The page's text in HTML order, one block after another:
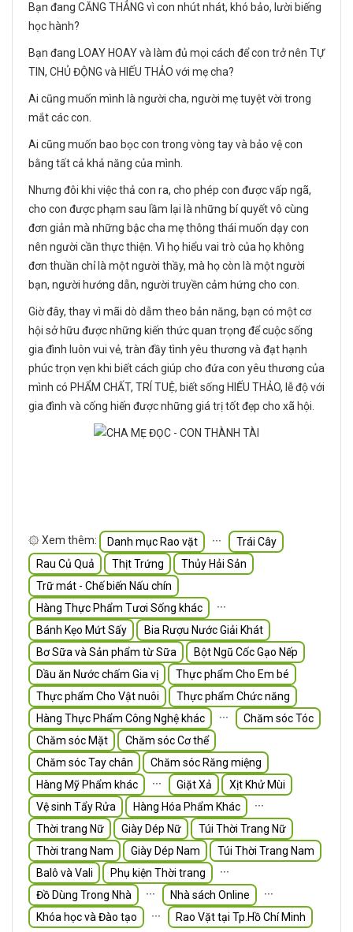
Bạn đang CĂNG THẲNG vì con nhút nhát, khó bảo, lười biếng
học hành?
Bạn đang LOAY HOAY và làm đủ mọi cách để con trở nên TỰ
TIN, CHỦ ĐỘNG và HIẾU THẢO với mẹ cha?
Ai cũng muốn mình là người cha, người mẹ tuyệt vời trong
mắt các con.
Ai cũng muốn bao bọc con trong vòng tay và bảo vệ con
bằng tất cả khả năng của mình.
Nhưng đôi khi việc thả con ra, cho phép con được vấp ngã,
cho con được phạm sau lầm lại là những bí quyết vô cùng
đơn giản mà những bậc cha mẹ thông thái muốn dạy con
nên người cần thực thiện. Vì họ hiểu vai trò của họ không
đơn thuần chỉ là một người thầy, mà họ còn là một người
bạn, người hướng dẫn, người truyền cảm hứng cho con.
Giờ đây, thay vì mãi dò dẫm theo bản năng, bạn có một cơ
hội sở hữu được những kiến thức quan trọng để cuộc sống
gia đình luôn vui vẻ, tràn đầy tình yêu thương và đạt hạnh
phúc trọn vẹn khi biết cách giúp cho đứa con yêu thương của
mình có PHẨM CHẤT, TRÍ TUỆ, biết sống HIẾU THẢO, lễ độ với
gia đình và cống hiến được những giá trị tốt đẹp cho xã hội.
۞ Xem thêm: Danh mục Rao vặt ∙∙∙
Trái Cây
Rau Củ Quả
Thịt Trứng
Thủy Hải Sản
Trữ mát - Chế biến Nấu chín
Hàng Thực Phẩm Tươi Sống khác
∙∙∙
Bánh Kẹo Mứt Sấy
Bia Rượu Nước Giải Khát
Bơ Sữa và Sản phẩm từ Sữa
Bột Ngũ Cốc Gạo Nếp
Dầu ăn Nước chấm Gia vị
Thực phẩm Cho Em bé
Thực phẩm Cho Vật nuôi
Thực phẩm Chức năng
Hàng Thực Phẩm Công Nghệ khác
∙∙∙
Chăm sóc Tóc
Chăm sóc Mặt
Chăm sóc Cơ thể
Chăm sóc Tay chân
Chăm sóc Răng miệng
Hàng Mỹ Phẩm khác
∙∙∙ Giặt Xả
Xịt Khử Mùi
Vệ sinh Tẩy Rửa
Hàng Hóa Phẩm Khác
∙∙∙
Thời trang Nữ
Giày Dép Nữ
Túi Thời Trang Nữ
Thời trang Nam
Giày Dép Nam
Túi Thời Trang Nam
Balô và Vali
Phụ kiện Thời trang
∙∙∙
Đồ Dùng Trong Nhà
∙∙∙ Nhà sách Online
∙∙∙
Khóa học và Đào tạo
∙∙∙ Rao Vặt tại Tp.Hồ Chí Minh